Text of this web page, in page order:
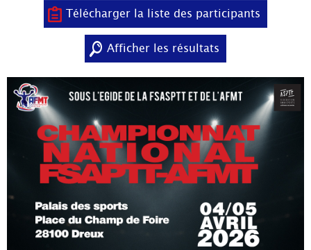
Télécharger la liste des participants
Afficher les résultats